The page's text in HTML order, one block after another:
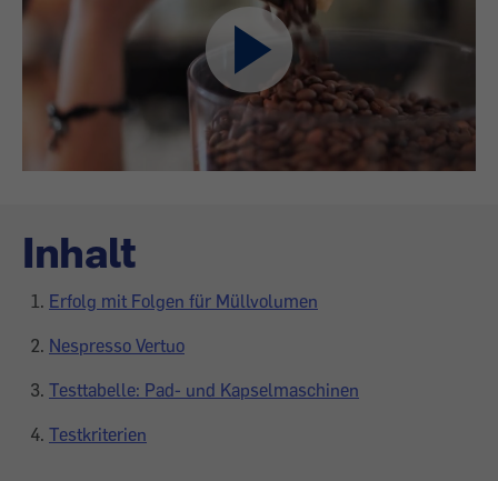
Inhalt
Erfolg mit Folgen für Müllvolumen
Nespresso Vertuo
Testtabelle: Pad- und Kapselmaschinen
Testkriterien